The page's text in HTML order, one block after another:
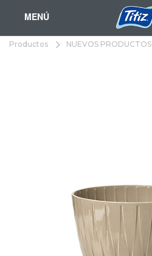
MENÚ
Productos NUEVOS PRODUCTOS